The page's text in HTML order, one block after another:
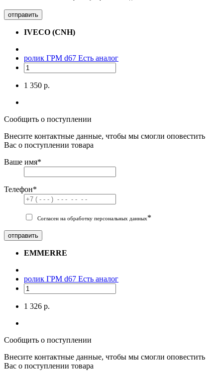
отправить
IVECO (CNH)
ролик ГРМ d67 Есть аналог
1 350 р.
Сообщить о поступлении
Внесите контактные данные, чтобы мы смогли оповестить
Вас о поступлении товара
Ваше имя*
Телефон*
Согласен на обработку персональных данных*
отправить
EMMERRE
ролик ГРМ d67 Есть аналог
1 326 р.
Сообщить о поступлении
Внесите контактные данные, чтобы мы смогли оповестить
Вас о поступлении товара